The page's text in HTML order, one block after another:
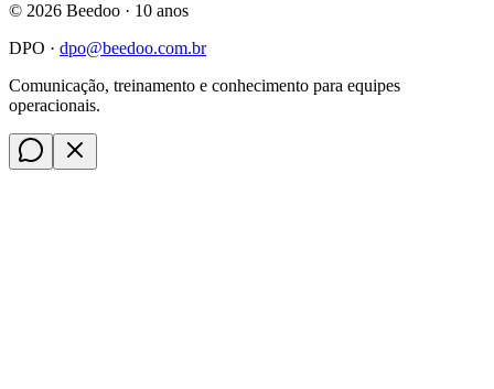
© 2026 Beedoo · 10 anos
DPO · dpo@beedoo.com.br
Comunicação, treinamento e conhecimento para equipes
operacionais.